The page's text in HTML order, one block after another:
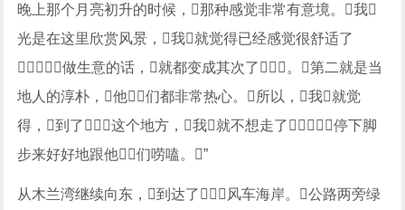
晚上那个月亮初升的时候，那种感觉非常有意境。我
光是在这里欣赏风景，我就觉得已经感觉很舒适了
，做生意的话，就都变成其次了。第二就是当
地人的淳朴，他们都非常热心。所以，我就觉
得，到了这个地方，我就不想走了，停下脚
步来好好地跟他们唠嗑。”
从木兰湾继续向东，到达了风车海岸。公路两旁绿